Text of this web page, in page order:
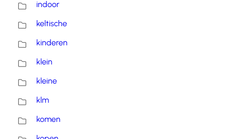
indoor
keltische
kinderen
klein
kleine
klm
komen